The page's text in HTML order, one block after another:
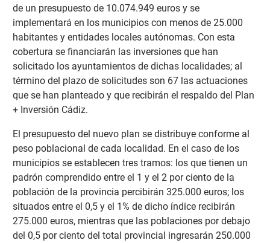
de un presupuesto de 10.074.949 euros y se
implementará en los municipios con menos de 25.000
habitantes y entidades locales autónomas. Con esta
cobertura se financiarán las inversiones que han
solicitado los ayuntamientos de dichas localidades; al
término del plazo de solicitudes son 67 las actuaciones
que se han planteado y que recibirán el respaldo del Plan
+ Inversión Cádiz.
El presupuesto del nuevo plan se distribuye conforme al
peso poblacional de cada localidad. En el caso de los
municipios se establecen tres tramos: los que tienen un
padrón comprendido entre el 1 y el 2 por ciento de la
población de la provincia percibirán 325.000 euros; los
situados entre el 0,5 y el 1% de dicho índice recibirán
275.000 euros, mientras que las poblaciones por debajo
del 0,5 por ciento del total provincial ingresarán 250.000